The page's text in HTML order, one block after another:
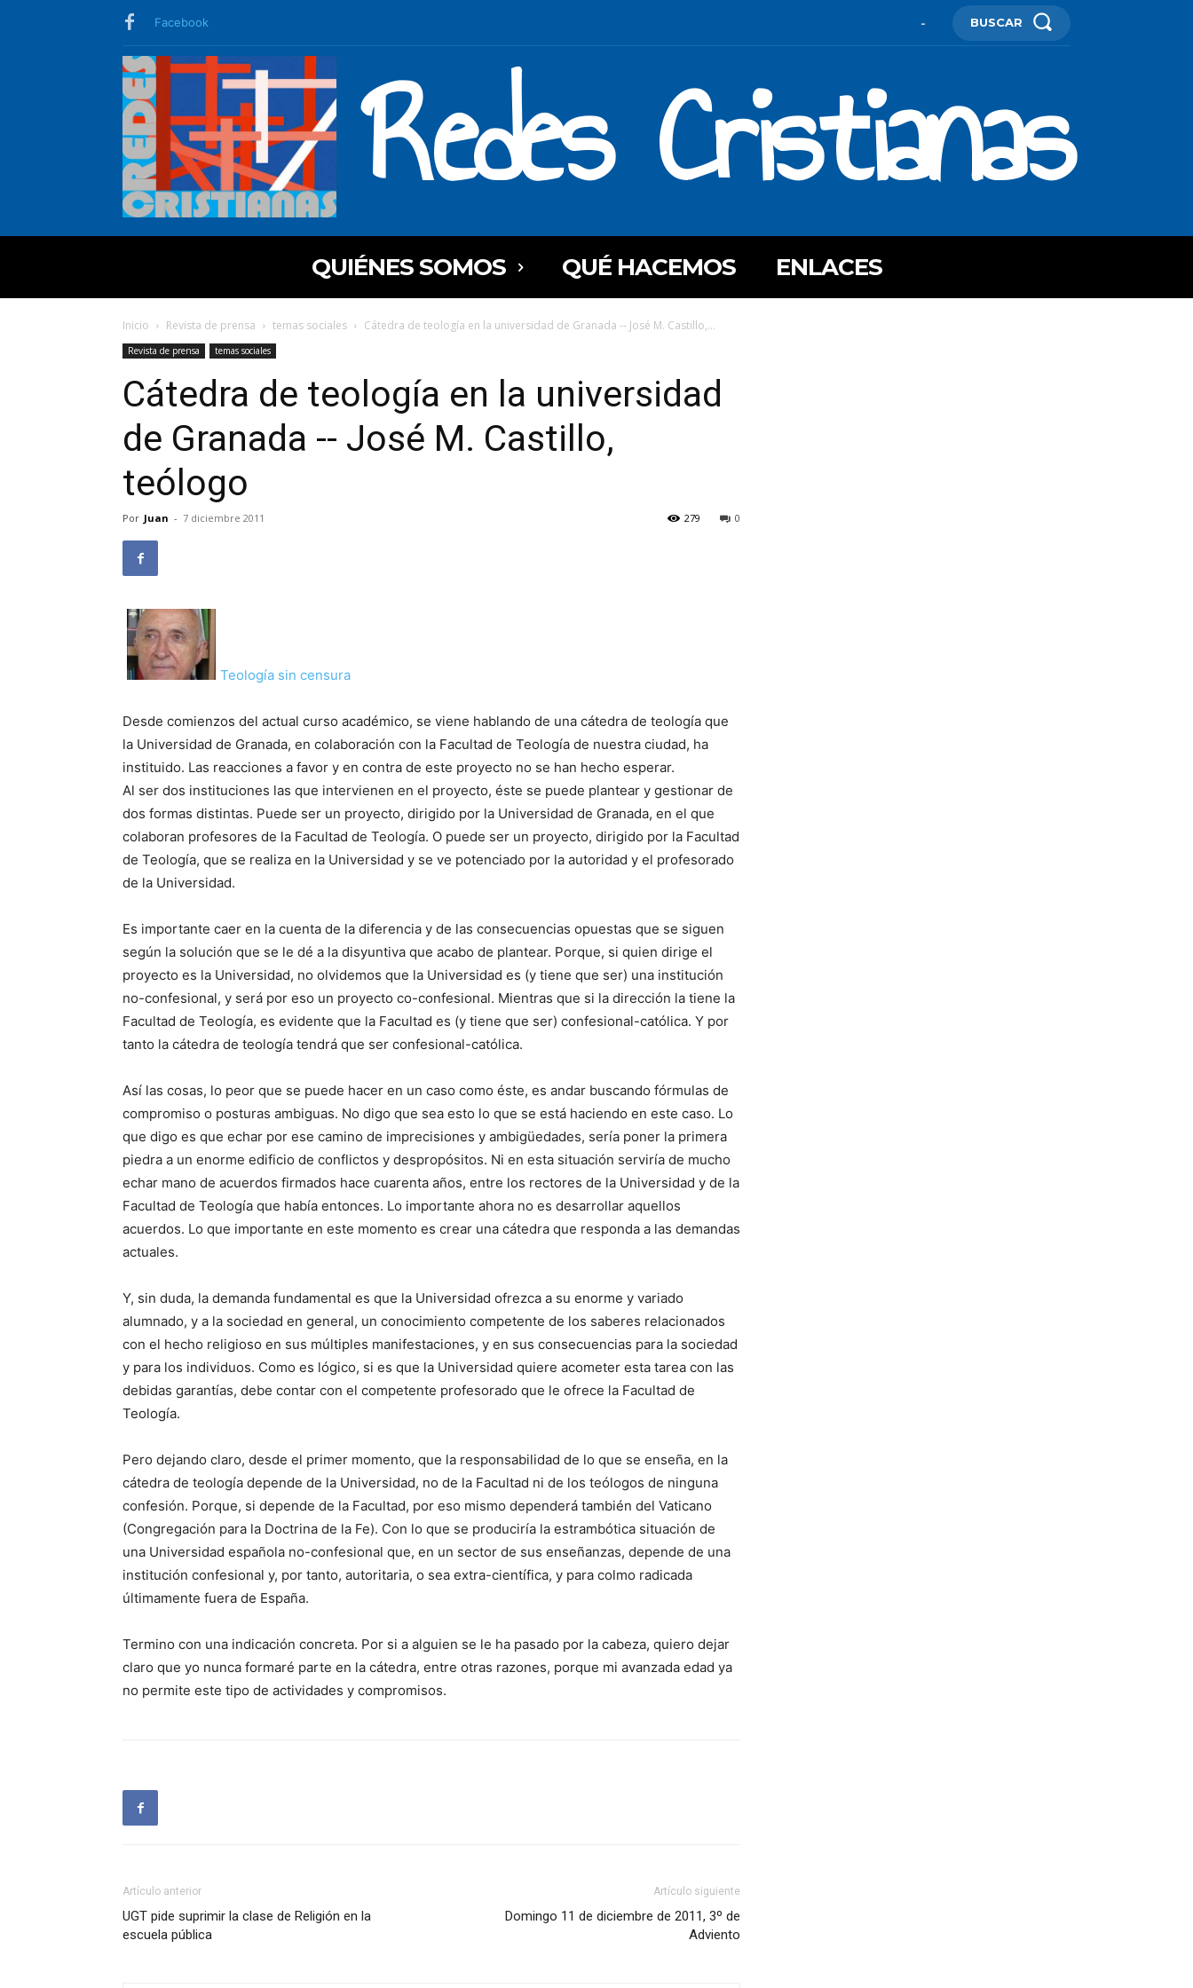
Facebook - BUSCAR
Redes Cristianas
QUIÉNES SOMOS QUÉ HACEMOS ENLACES
Inicio Revista de prensa temas sociales Cátedra de teología en la universidad de Granada -- José M. Castillo,...
Revista de prensa temas sociales
Cátedra de teología en la universidad
de Granada -- José M. Castillo,
teólogo
Por Juan - 7 diciembre 2011 0
279
Teología sin censura
Desde comienzos del actual curso académico, se viene hablando de una cátedra de teología que
la Universidad de Granada, en colaboración con la Facultad de Teología de nuestra ciudad, ha
instituido. Las reacciones a favor y en contra de este proyecto no se han hecho esperar.
Al ser dos instituciones las que intervienen en el proyecto, éste se puede plantear y gestionar de
dos formas distintas. Puede ser un proyecto, dirigido por la Universidad de Granada, en el que
colaboran profesores de la Facultad de Teología. O puede ser un proyecto, dirigido por la Facultad
de Teología, que se realiza en la Universidad y se ve potenciado por la autoridad y el profesorado
de la Universidad.
Es importante caer en la cuenta de la diferencia y de las consecuencias opuestas que se siguen
según la solución que se le dé a la disyuntiva que acabo de plantear. Porque, si quien dirige el
proyecto es la Universidad, no olvidemos que la Universidad es (y tiene que ser) una institución
no-confesional, y será por eso un proyecto co-confesional. Mientras que si la dirección la tiene la
Facultad de Teología, es evidente que la Facultad es (y tiene que ser) confesional-católica. Y por
tanto la cátedra de teología tendrá que ser confesional-católica.
Así las cosas, lo peor que se puede hacer en un caso como éste, es andar buscando fórmulas de
compromiso o posturas ambiguas. No digo que sea esto lo que se está haciendo en este caso. Lo
que digo es que echar por ese camino de imprecisiones y ambigüedades, sería poner la primera
piedra a un enorme edificio de conflictos y despropósitos. Ni en esta situación serviría de mucho
echar mano de acuerdos firmados hace cuarenta años, entre los rectores de la Universidad y de la
Facultad de Teología que había entonces. Lo importante ahora no es desarrollar aquellos
acuerdos. Lo que importante en este momento es crear una cátedra que responda a las demandas
actuales.
Y, sin duda, la demanda fundamental es que la Universidad ofrezca a su enorme y variado
alumnado, y a la sociedad en general, un conocimiento competente de los saberes relacionados
con el hecho religioso en sus múltiples manifestaciones, y en sus consecuencias para la sociedad
y para los individuos. Como es lógico, si es que la Universidad quiere acometer esta tarea con las
debidas garantías, debe contar con el competente profesorado que le ofrece la Facultad de
Teología.
Pero dejando claro, desde el primer momento, que la responsabilidad de lo que se enseña, en la
cátedra de teología depende de la Universidad, no de la Facultad ni de los teólogos de ninguna
confesión. Porque, si depende de la Facultad, por eso mismo dependerá también del Vaticano
(Congregación para la Doctrina de la Fe). Con lo que se produciría la estrambótica situación de
una Universidad española no-confesional que, en un sector de sus enseñanzas, depende de una
institución confesional y, por tanto, autoritaria, o sea extra-científica, y para colmo radicada
últimamente fuera de España.
Termino con una indicación concreta. Por si a alguien se le ha pasado por la cabeza, quiero dejar
claro que yo nunca formaré parte en la cátedra, entre otras razones, porque mi avanzada edad ya
no permite este tipo de actividades y compromisos.
Artículo anterior
UGT pide suprimir la clase de Religión en la
escuela pública
Artículo siguiente
Domingo 11 de diciembre de 2011, 3º de
Adviento